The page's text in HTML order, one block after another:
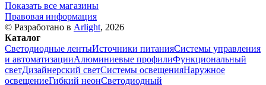
Показать все магазины
Правовая информация
© Разработано в Arlight, 2026
Каталог
Светодиодные лентыИсточники питанияСистемы управления
и автоматизацииАлюминиевые профилиФункциональный
светДизайнерский светСистемы освещенияНаружное
освещениеГибкий неонСветодиодный